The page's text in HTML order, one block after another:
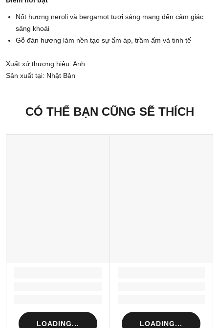
Nốt hương neroli và bergamot tươi sáng mang đến cảm giác
sảng khoái
Gỗ đàn hương làm nền tạo sự ấm áp, trầm ấm và tinh tế
Xuất xứ thương hiệu: Anh
Sản xuất tại: Nhật Bản
CÓ THỂ BẠN CŨNG SẼ THÍCH
LOADING... LOADING...